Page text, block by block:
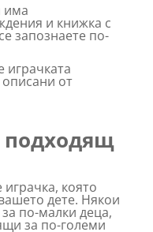
има
и книжка с
запознаете по-
играчката
описани от
подходящ
която
дете. Някои
по-малки деца,
за по-големи